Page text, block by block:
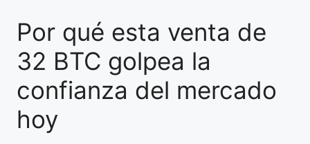
Por qué esta venta de
32 BTC golpea la
confianza del mercado
hoy